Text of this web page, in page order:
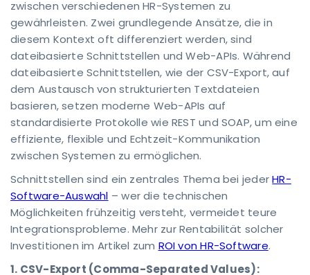
zwischen verschiedenen HR-Systemen zu
gewährleisten. Zwei grundlegende Ansätze, die in
diesem Kontext oft differenziert werden, sind
dateibasierte Schnittstellen und Web-APIs. Während
dateibasierte Schnittstellen, wie der CSV-Export, auf
dem Austausch von strukturierten Textdateien
basieren, setzen moderne Web-APIs auf
standardisierte Protokolle wie REST und SOAP, um eine
effiziente, flexible und Echtzeit-Kommunikation
zwischen Systemen zu ermöglichen.
Schnittstellen sind ein zentrales Thema bei jederHR-
Software-Auswahl – wer die technischen
Möglichkeiten frühzeitig versteht, vermeidet teure
Integrationsprobleme. Mehr zur Rentabilität solcher
Investitionen im Artikel zum ROI von HR-Software.
1. CSV-Export (Comma-Separated Values):